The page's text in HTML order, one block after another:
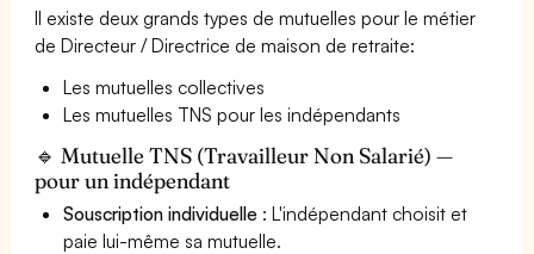
Il existe deux grands types de mutuelles pour le métier
de Directeur / Directrice de maison de retraite:
Les mutuelles collectives
Les mutuelles TNS pour les indépendants
🔹 Mutuelle TNS (Travailleur Non Salarié) —
pour un indépendant
Souscription individuelle : L'indépendant choisit et
paie lui-même sa mutuelle.